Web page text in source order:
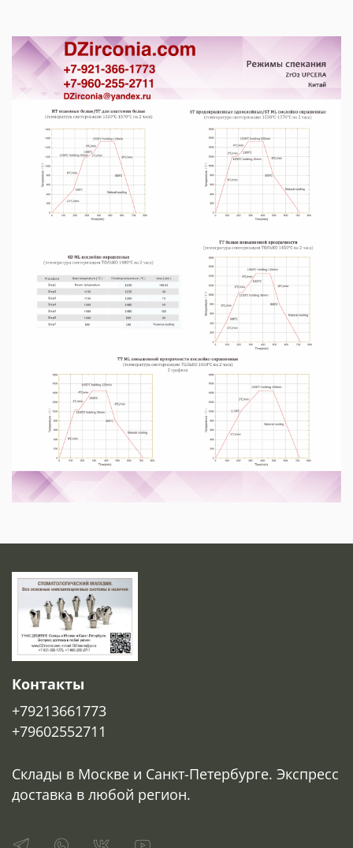
Контакты
+79213661773
+79602552711
Склады в Москве и Санкт-Петербурге. Экспресс
доставка в любой регион.